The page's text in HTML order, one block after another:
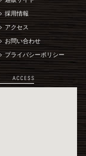
採用情報
アクセス
お問い合わせ
プライバシーポリシー